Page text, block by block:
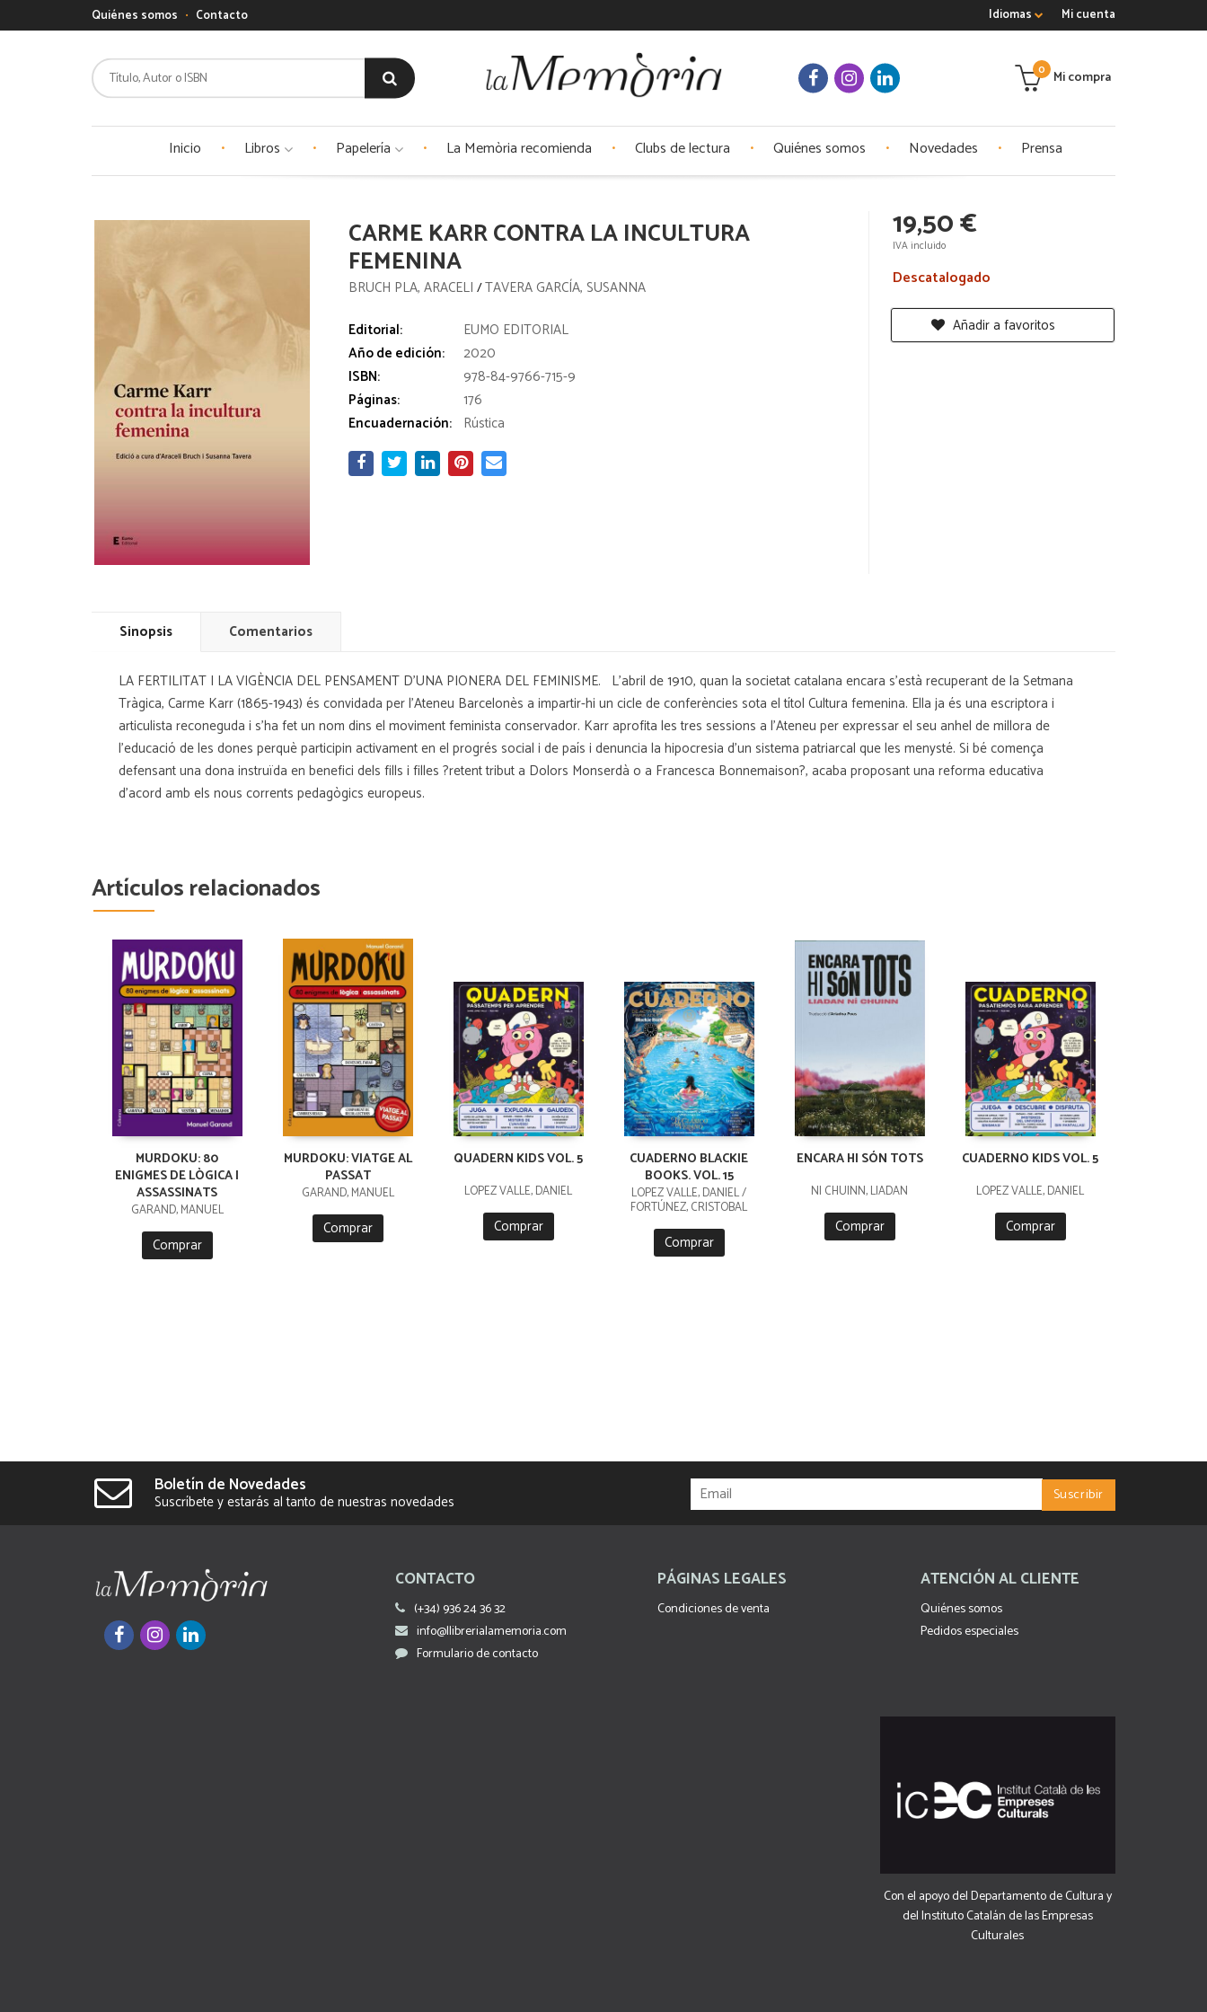
Mi cuenta
Idiomas
Quiénes somos Contacto
Mi compra
0
Inicio Libros Papelería La Memòria recomienda Clubs de lectura Quiénes somos Novedades Prensa
CARME KARR CONTRA LA INCULTURA
FEMENINA
BRUCH PLA, ARACELI/TAVERA GARCÍA, SUSANNA
Editorial:
EUMO EDITORIAL
Año de edición:
2020
ISBN:
978-84-9766-715-9
Páginas:
176
Encuadernación: Rústica
19,50 €
IVA incluido
Descatalogado
Añadir a favoritos
Sinopsis Comentarios
LA FERTILITAT I LA VIGÈNCIA DEL PENSAMENT D'UNA PIONERA DEL FEMINISME. L'abril de 1910, quan la societat catalana encara s'està recuperant de la Setmana
Tràgica, Carme Karr (1865-1943) és convidada per l'Ateneu Barcelonès a impartir-hi un cicle de conferències sota el títol Cultura femenina. Ella ja és una escriptora i
articulista reconeguda i s'ha fet un nom dins el moviment feminista conservador. Karr aprofita les tres sessions a l'Ateneu per expressar el seu anhel de millora de
l'educació de les dones perquè participin activament en el progrés social i de país i denuncia la hipocresia d'un sistema patriarcal que les menysté. Si bé comença
defensant una dona instruïda en benefici dels fills i filles ?retent tribut a Dolors Monserdà o a Francesca Bonnemaison?, acaba proposant una reforma educativa
d'acord amb els nous corrents pedagògics europeus.
Artículos relacionados
MURDOKU: 80
ENIGMES DE LÒGICA I
ASSASSINATS
GARAND, MANUEL
Comprar
MURDOKU: VIATGE AL
PASSAT
GARAND, MANUEL
Comprar
QUADERN KIDS VOL. 5
LÓPEZ VALLE, DANIEL
Comprar
CUADERNO BLACKIE
BOOKS. VOL. 15
LÓPEZ VALLE, DANIEL /
FORTÚNEZ, CRISTOBAL
Comprar
ENCARA HI SÓN TOTS
NI CHUINN, LIADAN
Comprar
CUADERNO KIDS VOL. 5
LÓPEZ VALLE, DANIEL
Comprar
Boletín de Novedades
Suscríbete y estarás al tanto de nuestras novedades
CONTACTO
(+34) 936 24 36 32
info@llibrerialamemoria.com
Formulario de contacto
PÁGINAS LEGALES
Condiciones de venta
ATENCIÓN AL CLIENTE
Quiénes somos
Pedidos especiales
Con el apoyo del Departamento de Cultura y
del Instituto Catalán de las Empresas
Culturales